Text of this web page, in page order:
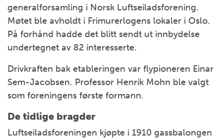
generalforsamling i Norsk Luftseiladsforening.
Møtet ble avholdt i Frimurerlogens lokaler i Oslo.
På forhånd hadde det blitt sendt ut innbydelse
undertegnet av 82 interesserte.
Drivkraften bak etableringen var flypioneren Einar
Sem-Jacobsen. Professor Henrik Mohn ble valgt
som foreningens første formann.
De tidlige bragder
Luftseiladsforeningen kjøpte i 1910 gassbalongen